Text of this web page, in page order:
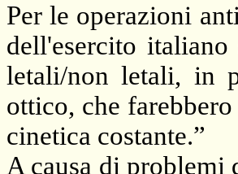
Per le operazioni
dell'esercito
letali/non letali, in
ottico, che
cinetica costante.”
A causa di problemi